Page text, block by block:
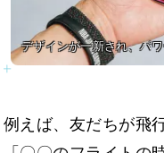
デザインが一新され、パ
例えば、友だちが飛